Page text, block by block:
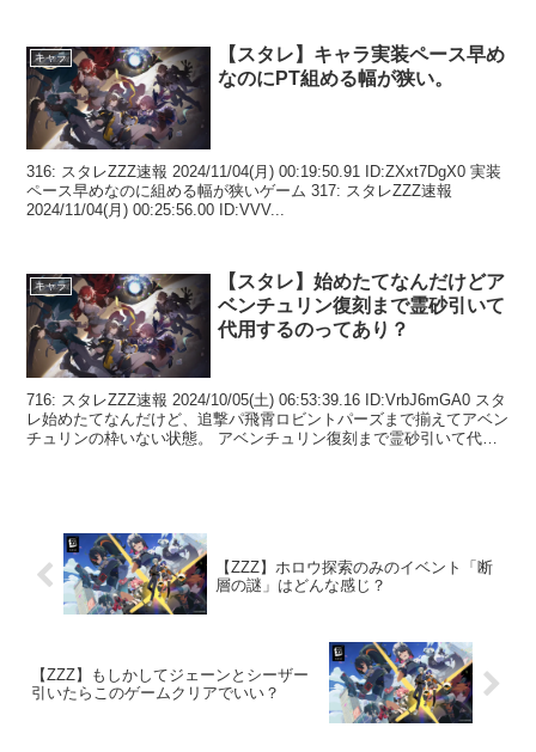
キャラ
【スタレ】キャラ実装ペース早め
なのにPT組める幅が狭い。
316: スタレZZZ速報 2024/11/04(月) 00:19:50.91 ID:ZXxt7DgX0 実装
ペース早めなのに組める幅が狭いゲーム 317: スタレZZZ速報
2024/11/04(月) 00:25:56.00 ID:VVV...
キャラ
【スタレ】始めたてなんだけどア
ベンチュリン復刻まで霊砂引いて
代用するのってあり？
716: スタレZZZ速報 2024/10/05(土) 06:53:39.16 ID:VrbJ6mGA0 スタ
レ始めたてなんだけど、追撃パ飛霄ロビントパーズまで揃えてアベン
チュリンの枠いない状態。 アベンチュリン復刻まで霊砂引いて代用
【ZZZ】ホロウ探索のみのイベント「断
層の謎」はどんな感じ？
【ZZZ】もしかしてジェーンとシーザー
引いたらこのゲームクリアでいい？